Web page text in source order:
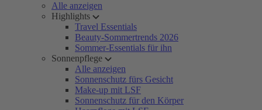
Alle anzeigen
Highlights
Travel Essentials
Beauty-Sommertrends 2026
Sommer-Essentials für ihn
Sonnenpflege
Alle anzeigen
Sonnenschutz fürs Gesicht
Make-up mit LSF
Sonnenschutz für den Körper